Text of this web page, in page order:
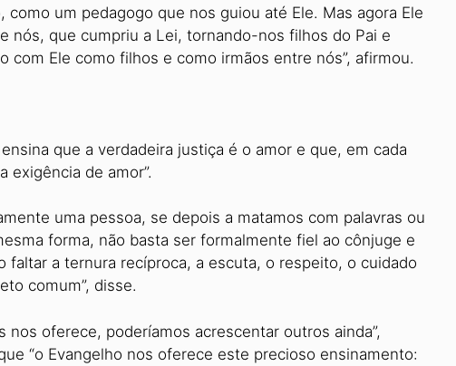
como um pedagogo que nos guiou até Ele. Mas agora Ele
nós, que cumpriu a Lei, tornando-nos filhos do Pai e
com Ele como filhos e como irmãos entre nós”, afirmou.
que a verdadeira justiça é o amor e que, em cada
exigência de amor”.
uma pessoa, se depois a matamos com palavras ou
forma, não basta ser formalmente fiel ao cônjuge e
faltar a ternura recíproca, a escuta, o respeito, o cuidado
comum”, disse.
nos oferece, poderíamos acrescentar outros ainda”,
“o Evangelho nos oferece este precioso ensinamento: